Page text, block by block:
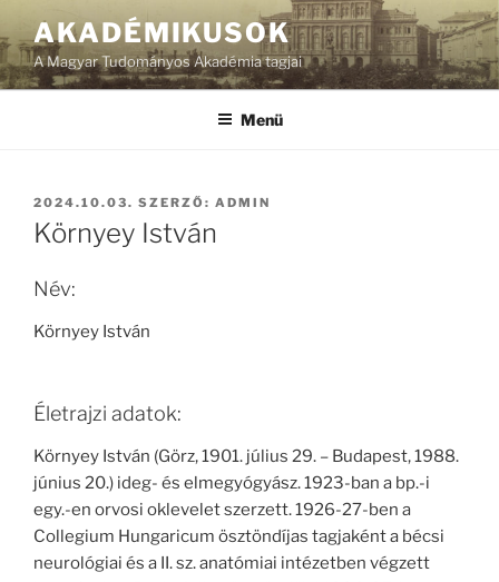
AKADÉMIKUSOK
A Magyar Tudományos Akadémia tagjai
Menü
BEKÜLDVE:
2024.10.03. SZERZŐ: ADMIN
Környey István
Név:
Környey István
Életrajzi adatok:
Környey István (Görz, 1901. július 29. – Budapest, 1988.
június 20.) ideg- és elmegyógyász. 1923-ban a bp.-i
egy.-en orvosi oklevelet szerzett. 1926-27-ben a
Collegium Hungaricum ösztöndíjas tagjaként a bécsi
neurológiai és a II. sz. anatómiai intézetben végzett